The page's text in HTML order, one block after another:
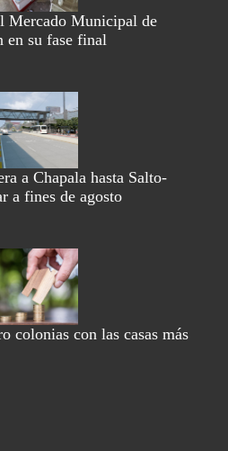
Mercado Municipal de
en su fase final
a Chapala hasta Salto-
a fines de agosto
colonias con las casas más